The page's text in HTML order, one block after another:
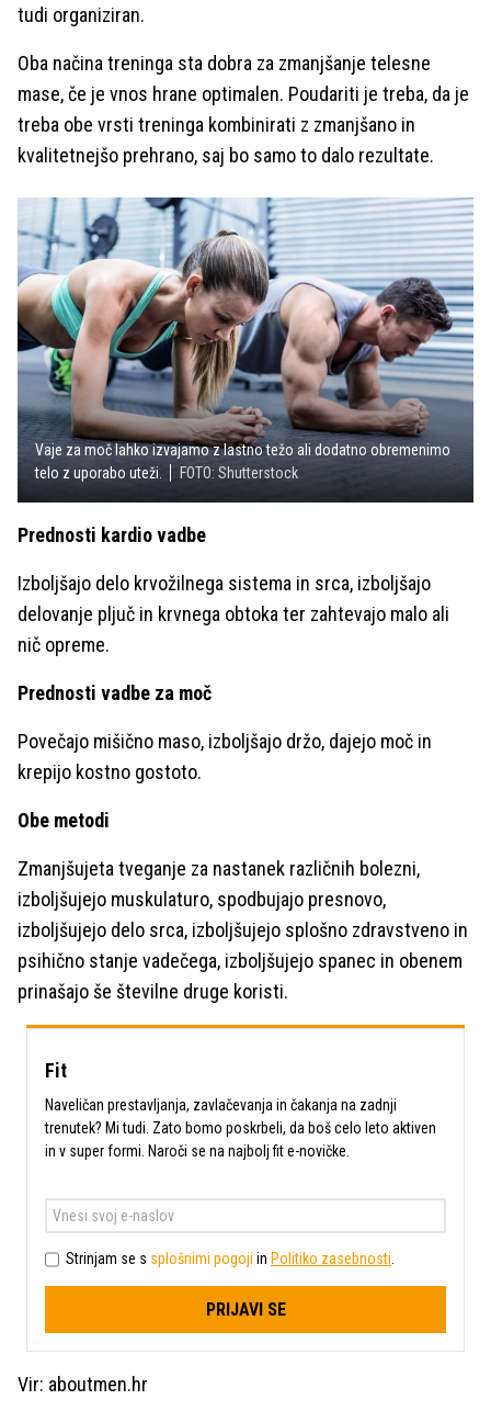
tudi organiziran.
Oba načina treninga sta dobra za zmanjšanje telesne
mase, če je vnos hrane optimalen. Poudariti je treba, da je
treba obe vrsti treninga kombinirati z zmanjšano in
kvalitetnejšo prehrano, saj bo samo to dalo rezultate.
Vaje za moč lahko izvajamo z lastno težo ali dodatno obremenimo
telo z uporabo uteži.
FOTO: Shutterstock
Prednosti kardio vadbe
Izboljšajo delo krvožilnega sistema in srca, izboljšajo
delovanje pljuč in krvnega obtoka ter zahtevajo malo ali
nič opreme.
Prednosti vadbe za moč
Povečajo mišično maso, izboljšajo držo, dajejo moč in
krepijo kostno gostoto.
Obe metodi
Zmanjšujeta tveganje za nastanek različnih bolezni,
izboljšujejo muskulaturo, spodbujajo presnovo,
izboljšujejo delo srca, izboljšujejo splošno zdravstveno in
psihično stanje vadečega, izboljšujejo spanec in obenem
prinašajo še številne druge koristi.
Fit
Naveličan prestavljanja, zavlačevanja in čakanja na zadnji
trenutek? Mi tudi. Zato bomo poskrbeli, da boš celo leto aktiven
in v super formi. Naroči se na najbolj fit e-novičke.
Strinjam se s splošnimi pogoji in Politiko zasebnosti.
PRIJAVI SE
Vir: aboutmen.hr